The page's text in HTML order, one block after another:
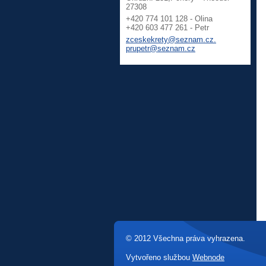
27308
+420 774 101 128 - Olina
+420 603 477 261 - Petr
zceskekrety@seznam.cz.
prupetr@seznam.cz
© 2012 Všechna práva vyhrazena.
Vytvořeno službou Webnode